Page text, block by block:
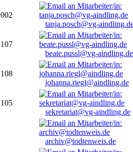
002
tanja.posch@vg-
107
beate.pussl@vg-aindling.de
108
johanna.riegl@aindling.de
105
sekretariat@vg-aindling.de
archiv@todtenweis.de